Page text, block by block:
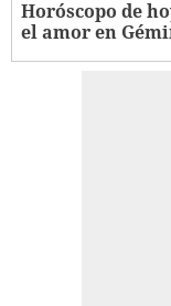
Horóscopo de
el amor en